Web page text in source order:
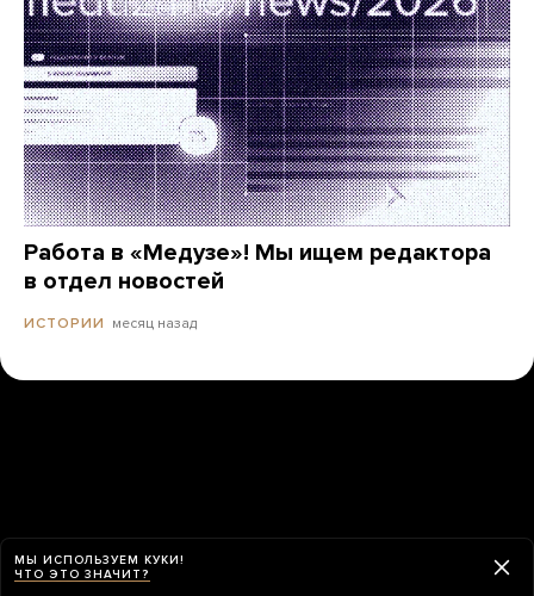
Работа в «Медузе»! Мы ищем редактора
в отдел новостей
ИСТОРИИ месяц назад
МЫ ИСПОЛЬЗУЕМ КУКИ!
ЧТО ЭТО ЗНАЧИТ?